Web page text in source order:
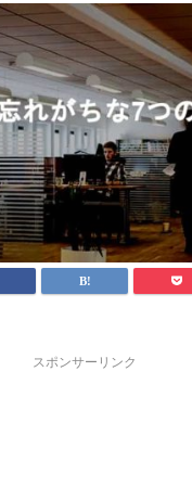
スポンサーリンク